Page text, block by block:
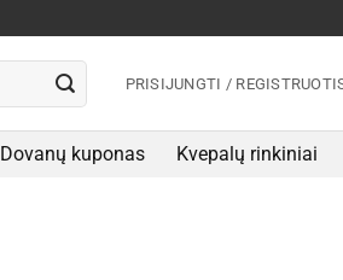
PRISIJUNGTI /
Dovanų kuponas Kvepalų rinkiniai